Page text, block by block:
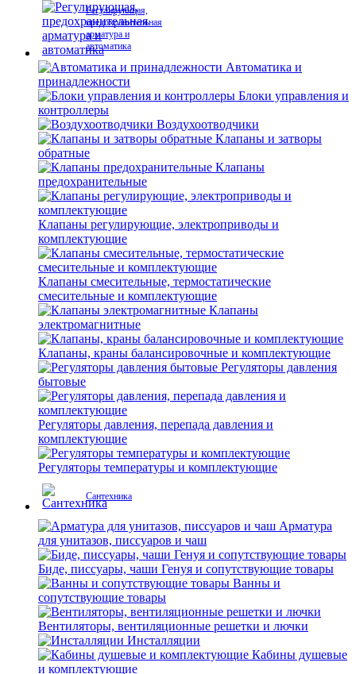
Регулирующая,
предохранительная
арматура и
автоматика
Автоматика и
принадлежности
Блоки управления и
контроллеры
Воздухоотводчики
Клапаны и затворы
обратные
Клапаны
предохранительные
Клапаны регулирующие, электроприводы и
комплектующие
Клапаны смесительные, термостатические
смесительные и комплектующие
Клапаны
электромагнитные
Клапаны, краны балансировочные и комплектующие
Регуляторы давления
бытовые
Регуляторы давления, перепада давления и
комплектующие
Регуляторы температуры и комплектующие
Сантехника
Арматура
для унитазов, писсуаров и чаш
Биде, писсуары, чаши Генуя и сопутствующие товары
Ванны и
сопутствующие товары
Вентиляторы, вентиляционные решетки и лючки
Инсталляции
Кабины душевые
и комплектующие